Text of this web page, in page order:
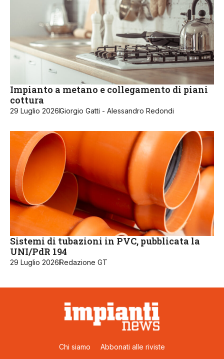
Impianto a metano e collegamento di piani
cottura
29 Luglio 2026Giorgio Gatti - Alessandro Redondi
Sistemi di tubazioni in PVC, pubblicata la
UNI/PdR 194
29 Luglio 2026Redazione GT
Chi siamo Abbonati alle riviste